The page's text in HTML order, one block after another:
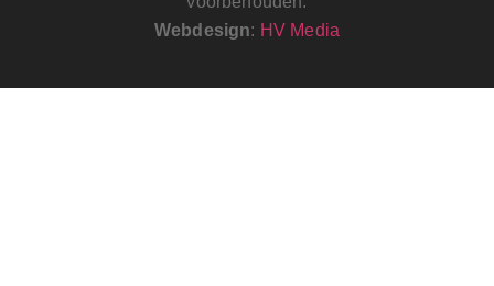
Webdesign: HV Media